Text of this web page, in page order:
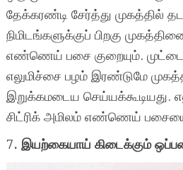
தேக்கரண்டி சேர்த்து முகத்தில்
நிமிடங்களுக்குப் பிறகு
எண்ணெய் பசை குறையும்.
எலுமிச்சை பழம் இரண்டுமே
இறுக்கமடைய செய்யக்கூடியது.
சிட்ரிக் அமிலம் எண்ணெய் பசையை
7. இயற்கையாய் கிடைக்கும்